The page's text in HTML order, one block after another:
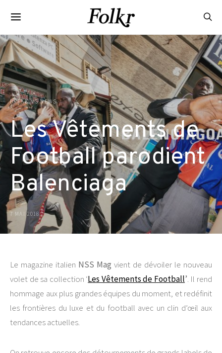
BREAKING NEWS
Les Vêtements de
Football parodient
Balenciaga
7 MAI 2018
Le magazine italien NSS Mag vient de dévoiler le nouveau
volet de sa collection ‘Les Vêtements de Football’. Il rend
hommage aux plus grandes équipes du moment, et redéfinit
les frontières du luxe et du football avec un clin d’œil aux
tendances actuelles.